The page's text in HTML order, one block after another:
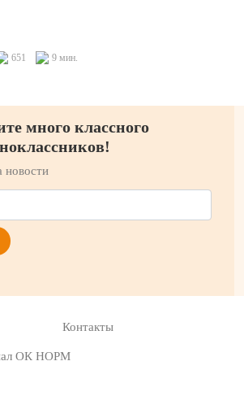
651 9 мин.
много классного
новости
Контакты
ОК НОРМ